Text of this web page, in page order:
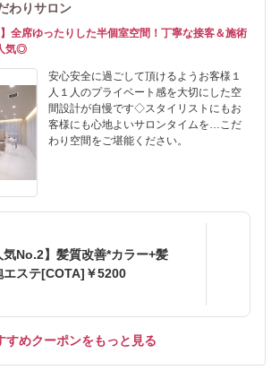
わりサロン
】全席ゆったりした半個室空間！丁寧な接客＆施術
気◎
安心安全に過ごして頂けるようお客様１
人１人のプライベート感を大切にした空
間設計が自慢です◇スタイリストにもお
客様にも心地よいサロンタイムを…こだ
わり空間をご堪能ください。
気No.2】髪質改善*カラー+髪
エステ[COTA]￥5200
すめクーポンをもっと見る